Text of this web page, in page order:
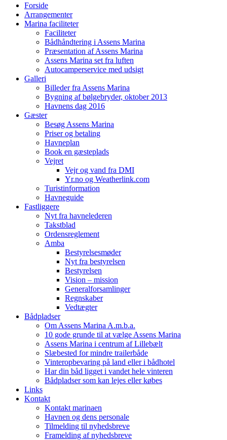
Forside
Arrangementer
Marina faciliteter
Faciliteter
Bådhåndtering i Assens Marina
Præsentation af Assens Marina
Assens Marina set fra luften
Autocamperservice med udsigt
Galleri
Billeder fra Assens Marina
Bygning af bølgebryder, oktober 2013
Havnens dag 2016
Gæster
Besøg Assens Marina
Priser og betaling
Havneplan
Book en gæsteplads
Vejret
Vejr og vand fra DMI
Yr.no og Weatherlink.com
Turistinformation
Havneguide
Fastliggere
Nyt fra havnelederen
Takstblad
Ordensreglement
Amba
Bestyrelsesmøder
Nyt fra bestyrelsen
Bestyrelsen
Vision – mission
Generalforsamlinger
Regnskaber
Vedtægter
Bådpladser
Om Assens Marina A.m.b.a.
10 gode grunde til at vælge Assens Marina
Assens Marina i centrum af Lillebælt
Slæbested for mindre trailerbåde
Vinteropbevaring på land eller i bådhotel
Har din båd ligget i vandet hele vinteren
Bådpladser som kan lejes eller købes
Links
Kontakt
Kontakt marinaen
Havnen og dens personale
Tilmelding til nyhedsbreve
Framelding af nyhedsbreve